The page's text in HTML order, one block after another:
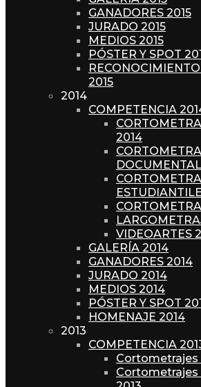
GANADORES 2015
JURADO 2015
MEDIOS 2015
PÓSTER Y SPOT
2015
2014
COMPETENCIA
2014
VIDEOARTES
GALERÍA 2014
GANADORES 2014
JURADO 2014
MEDIOS 2014
PÓSTER Y SPOT
HOMENAJE 2014
2013
COMPETENCIA
Cortometrajes